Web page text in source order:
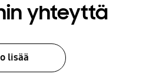
yhteyttä
lisää